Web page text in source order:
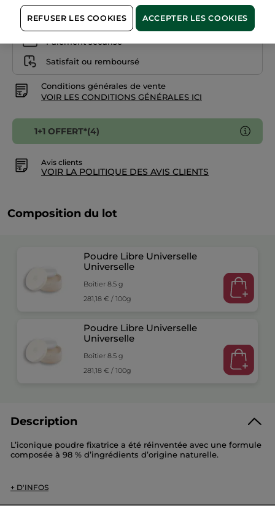
Paiement sécurisé
Satisfait ou remboursé
Conditions générales de vente
VOIR LES CONDITIONS GÉNÉRALES ICI
1+1 OFFERT*(4)
Avis clients
VOIR LA POLITIQUE DES AVIS CLIENTS
Composition du lot
Poudre Libre Universelle
Universelle
Boîtier 8.5 g
281,18 € / 100g
Poudre Libre Universelle
Universelle
Boîtier 8.5 g
281,18 € / 100g
Description
L’iconique poudre fixatrice a été réinventée avec une formule
composée à 98 % d’ingrédients d’origine naturelle.
Teint
Senteur
+ D'INFOS
REFUSER LES COOKIES ACCEPTER LES COOKIES